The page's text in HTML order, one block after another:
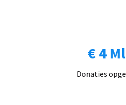
€ 4
Donaties